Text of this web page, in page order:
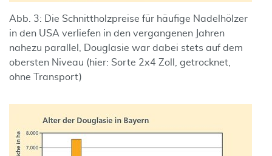
Abb. 3: Die Schnittholzpreise für häufige Nadelhölzer
in den USA verliefen in den vergangenen Jahren
nahezu parallel, Douglasie war dabei stets auf dem
obersten Niveau (hier: Sorte 2x4 Zoll, getrocknet,
ohne Transport)